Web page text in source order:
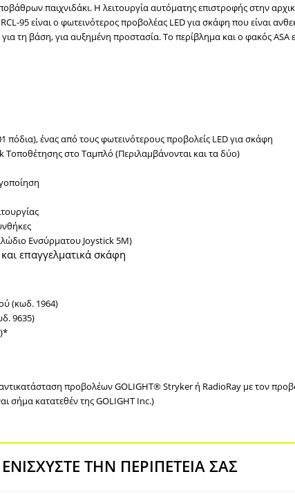
παιχνιδάκι. Η λειτουργία αυτόματης επιστροφής στην
95 είναι ο φωτεινότερος προβολέας LED για σκάφη που είναι
τη βάση, για αυξημένη προστασία. Το περίβλημα και ο φακός ASA
ένας από τους φωτεινότερους προβολείς LED για σκάφη
Τοποθέτησης στο Ταμπλό (Περιλαμβάνονται και τα δύο)
Ενσύρματου Joystick 5M)
επαγγελματικά σκάφη
(κωδ. 1964)
9635)
προβολέων GOLIGHT® Stryker ή RadioRay με τον
σήμα κατατεθέν της GOLIGHT Inc.)
ΕΝΙΣΧΎΣΤΕ ΤΗΝ ΠΕΡΙΠΈΤΕΙΆ ΣΑΣ